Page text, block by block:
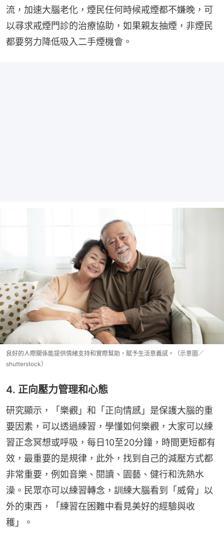
流，加速大腦老化，煙民任何時候戒煙都不嫌晚，可
以尋求戒煙門診的治療協助，如果親友抽煙，非煙民
都要努力降低吸入二手煙機會。
良好的人際關係能提供情緒支持和實際幫助，賦予生活意義感。（示意圖／
shutterstock）
4. 正向壓力管理和心態
研究顯示，「樂觀」和「正向情感」是保護大腦的重
要因素，可以透過練習，學懂如何樂觀，大家可以練
習正念冥想或呼吸，每日10至20分鐘，時間更短都有
效，最重要的是規律，此外，找到自己的減壓方式都
非常重要，例如音樂、閱讀、園藝、健行和洗熱水
澡。民眾亦可以練習轉念，訓練大腦看到「威脅」以
外的東西，「練習在困難中看見美好的經驗與收
穫」。